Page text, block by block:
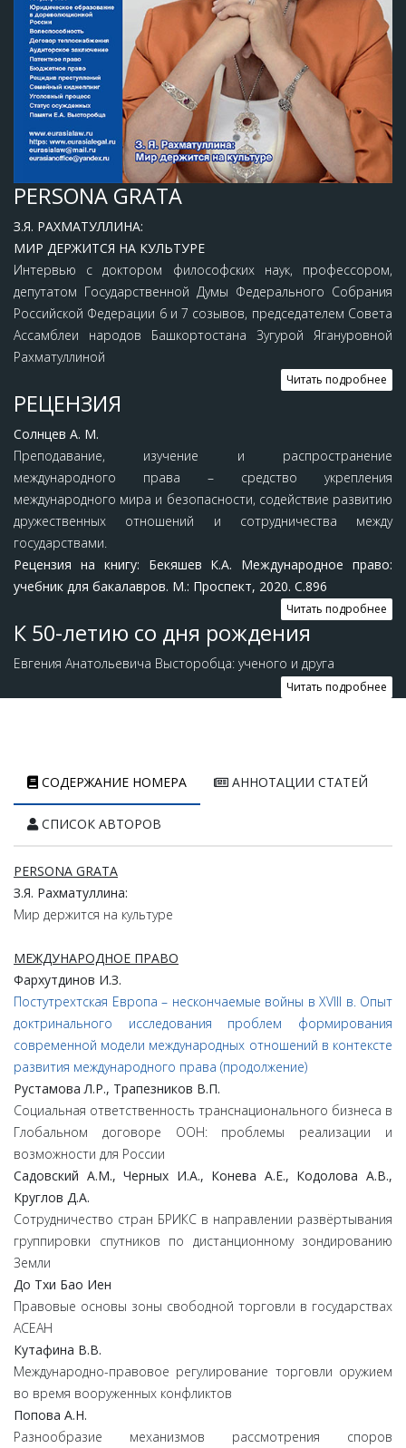
PERSONA GRATA
З.Я. РАХМАТУЛЛИНА:
МИР ДЕРЖИТСЯ НА КУЛЬТУРЕ
Интервью с доктором философских наук, профессором,
депутатом Государственной Думы Федерального Собрания
Российской Федерации 6 и 7 созывов, председателем Совета
Ассамблеи народов Башкортостана Зугурой Ягануровной
Рахматуллиной
Читать подробнее
РЕЦЕНЗИЯ
Солнцев А. М.
Преподавание, изучение и распространение
международного права – средство укрепления
международного мира и безопасности, содействие развитию
дружественных отношений и сотрудничества между
государствами.
Рецензия на книгу: Бекяшев К.А. Международное право:
учебник для бакалавров. М.: Проспект, 2020. С.896
Читать подробнее
К 50-летию со дня рождения
Евгения Анатольевича Высторобца: ученого и друга
Читать подробнее
СОДЕРЖАНИЕ НОМЕРА АННОТАЦИИ СТАТЕЙ
СПИСОК АВТОРОВ
PERSONA GRATA
З.Я. Рахматуллина:
Мир держится на культуре
МЕЖДУНАРОДНОЕ ПРАВО
Фархутдинов И.З.
Постутрехтская Европа – нескончаемые войны в XVIII в. Опыт
доктринального исследования проблем формирования
современной модели международных отношений в контексте
развития международного права (продолжение)
Рустамова Л.Р., Трапезников В.П.
Социальная ответственность транснационального бизнеса в
Глобальном договоре ООН: проблемы реализации и
возможности для России
Садовский А.М.,Черных И.А., Конева А.Е., КодоловаА.В.,
Круглов Д.А.
Сотрудничество стран БРИКС в направлении развёртывания
группировки спутников по дистанционному зондированию
Земли
До Тхи Бао Иен
Правовые основы зоны свободной торговли в государствах
АСЕАН
Кутафина В.В.
Международно-правовое регулирование торговли оружием
во время вооруженных конфликтов
Попова А.Н.
Разнообразие механизмов рассмотрения споров